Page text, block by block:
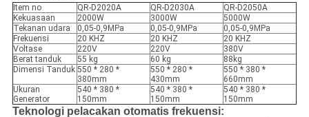
Item no QR-D2020A QR-D2030A
QR-D2050A
Kekuasaan
2000W 3000W
5000W
Tekanan udara
0,05-0,9MPa 0,05-0,9MPa
0,05-0,9MPa
Frekuensi
20 KHZ 20 KHZ
20 KHZ
Voltase
220V 220V
380V
Berat tanduk
55 kg 60 kg
88kg
Dimensi Tanduk 550 * 280 *
380mm
550 * 280 *
430mm
550 * 380 *
660mm
Ukuran
Generator
540 * 380 *
150mm
540 * 380 *
150mm
540 * 380 *
150mm
Teknologi pelacakan otomatis frekuensi: